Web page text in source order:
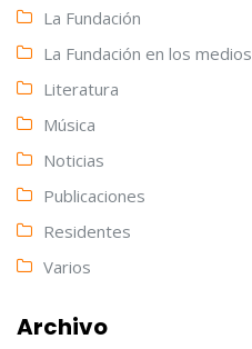
La Fundación
La Fundación en los medios
Literatura
Música
Noticias
Publicaciones
Residentes
Varios
Archivo